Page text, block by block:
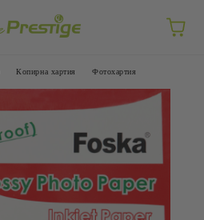
Копирна хартия Фотохартия